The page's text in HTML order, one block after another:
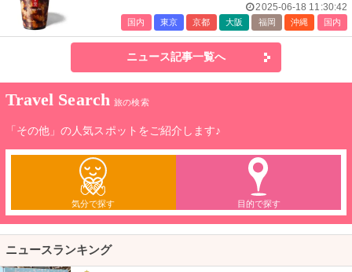
2025-06-18 11:30:42
国内 東京 京都 大阪 福岡 沖縄 国内
ニュース記事一覧へ
Travel Search 旅の検索
「その他」の人気スポットをご紹介します♪
気分で探す 目的で探す
ニュースランキング